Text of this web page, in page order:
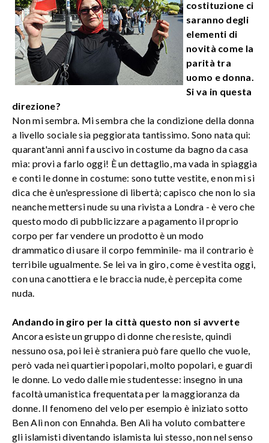
costituzione ci
saranno degli
elementi di
novità come la
parità tra
uomo e donna.
Si va in questa
direzione?
Non mi sembra. Mi sembra che la condizione della donna
a livello sociale sia peggiorata tantissimo. Sono nata qui:
quarant'anni anni fa uscivo in costume da bagno da casa
mia: provi a farlo oggi! È un dettaglio, ma vada in spiaggia
e conti le donne in costume: sono tutte vestite, e non mi si
dica che è un'espressione di libertà; capisco che non lo sia
neanche mettersi nude su una rivista a Londra - è vero che
questo modo di pubblicizzare a pagamento il proprio
corpo per far vendere un prodotto è un modo
drammatico di usare il corpo femminile- ma il contrario è
terribile ugualmente. Se lei va in giro, come è vestita oggi,
con una canottiera e le braccia nude, è percepita come
nuda.
Andando in giro per la città questo non si avverte
Ancora esiste un gruppo di donne che resiste, quindi
nessuno osa, poi lei è straniera può fare quello che vuole,
però vada nei quartieri popolari, molto popolari, e guardi
le donne. Lo vedo dalle mie studentesse: insegno in una
facoltà umanistica frequentata per la maggioranza da
donne. Il fenomeno del velo per esempio è iniziato sotto
Ben Alì non con Ennahda. Ben Alì ha voluto combattere
gli islamisti diventando islamista lui stesso, non nel senso